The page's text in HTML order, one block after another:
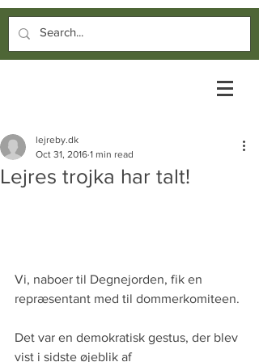
Lejres trojka har talt!
lejreby.dk
Oct 31, 2016 1 min read
Vi, naboer til Degnejorden, fik en
repræsentant med til dommerkomiteen.
Det var en demokratisk gestus, der blev
vist i sidste øjeblik af